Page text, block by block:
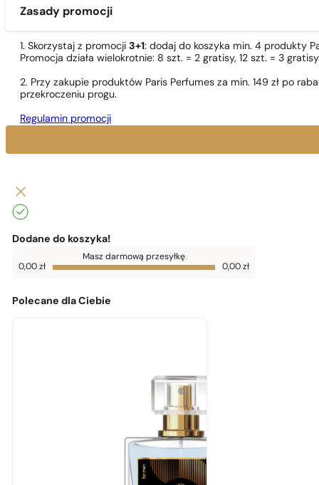
Zasady promocji
1. Skorzystaj z promocji 3+1: dodaj do koszyka min. 4 produkty
Promocja działa wielokrotnie: 8 szt. = 2 gratisy, 12 szt. = 3
2. Przy zakupie produktów Paris Perfumes za min. 149 zł po
przekroczeniu progu.
Regulamin promocji
Dodane do koszyka!
Do
darmowej
0,00
Masz darmową przesyłkę
0,00zł 0,00 zł
Polecane dla Ciebie